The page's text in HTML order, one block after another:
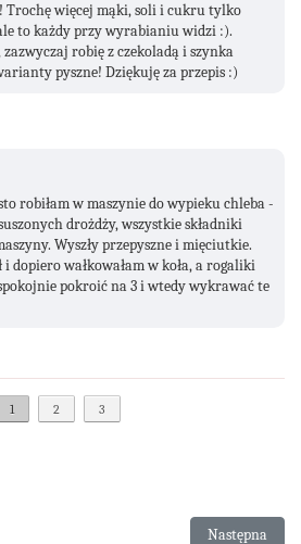
Trochę więcej mąki, soli i cukru tylko
to każdy przy wyrabianiu widzi :).
zazwyczaj robię z czekoladą i szynka
pyszne! Dziękuję za przepis :)
robiłam w maszynie do wypieku chleba -
drożdży, wszystkie składniki
Wyszły przepyszne i mięciutkie.
i dopiero wałkowałam w koła, a rogaliki
pokroić na 3 i wtedy wykrawać te
1 2 3
w skorupkach Następna
Następna